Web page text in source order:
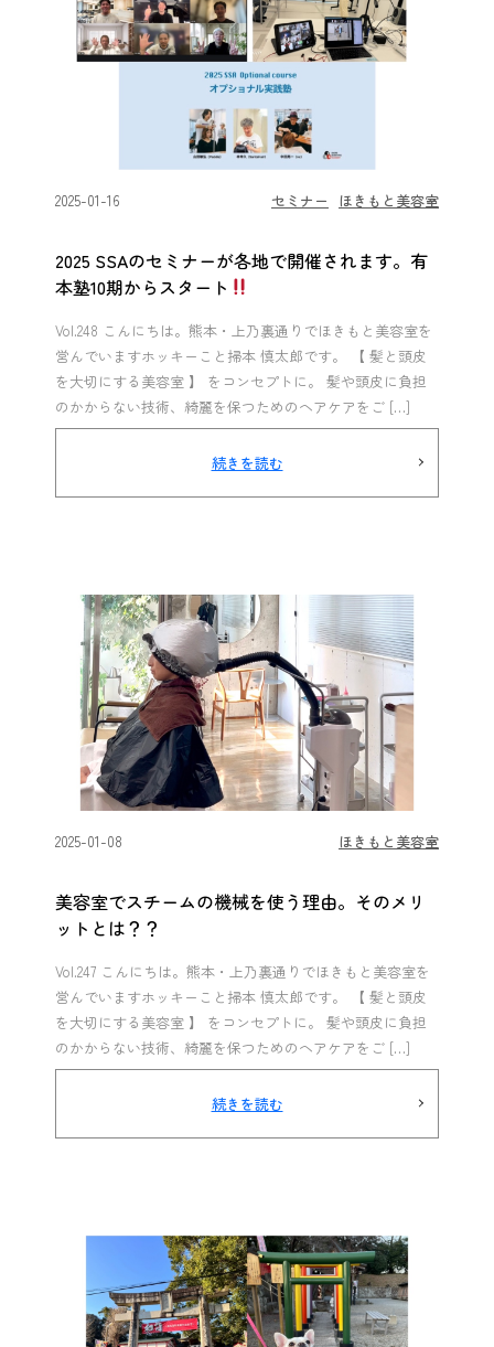
2025-01-16 セミナー ほきもと美容室
2025 SSAのセミナーが各地で開催されます。有
本塾10期からスタート
Vol.248 こんにちは。熊本・上乃裏通りでほきもと美容室を
営んでいますホッキーこと掃本 慎太郎です。 【 髪と頭皮
を大切にする美容室 】 をコンセプトに。 髪や頭皮に負担
のかからない技術、綺麗を保つためのヘアケアをご […]
続きを読む
2025-01-08 ほきもと美容室
美容室でスチームの機械を使う理由。そのメリ
ットとは？？
Vol.247 こんにちは。熊本・上乃裏通りでほきもと美容室を
営んでいますホッキーこと掃本 慎太郎です。 【 髪と頭皮
を大切にする美容室 】 をコンセプトに。 髪や頭皮に負担
のかからない技術、綺麗を保つためのヘアケアをご […]
続きを読む